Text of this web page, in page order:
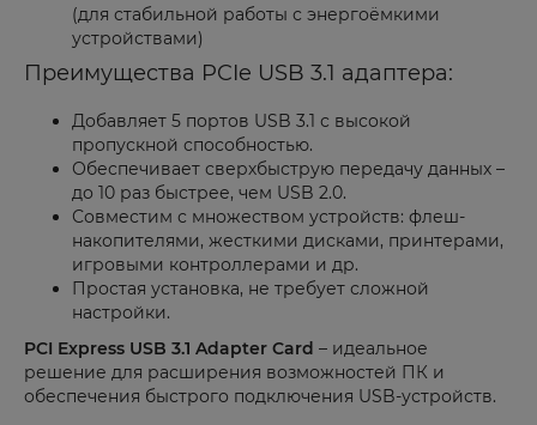
(для стабильной работы с энергоёмкими
устройствами)
Преимущества PCIe USB 3.1 адаптера:
Добавляет 5 портов USB 3.1 с высокой
пропускной способностью.
Обеспечивает сверхбыструю передачу данных –
до 10 раз быстрее, чем USB 2.0.
Совместим с множеством устройств: флеш-
накопителями, жесткими дисками, принтерами,
игровыми контроллерами и др.
Простая установка, не требует сложной
настройки.
PCI Express USB 3.1 Adapter Card – идеальное
решение для расширения возможностей ПК и
обеспечения быстрого подключения USB-устройств.